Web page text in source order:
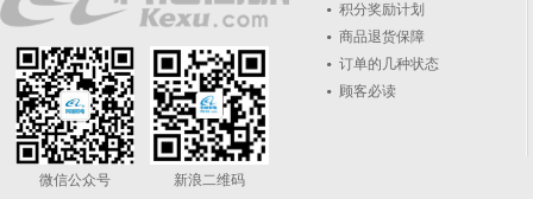
微信公众号 新浪二维码
积分奖励计划
商品退货保障
订单的几种状态
顾客必读